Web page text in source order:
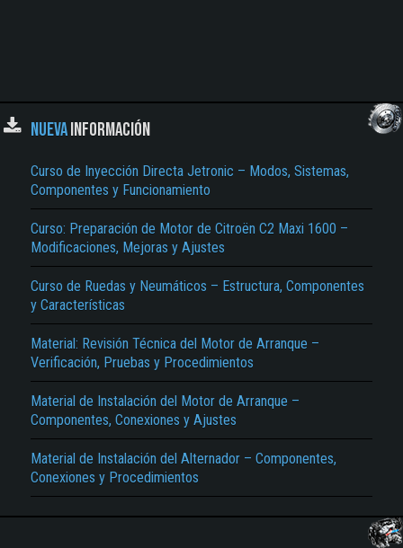
NUEVAINFORMACIÓN
Curso de Inyección Directa Jetronic – Modos, Sistemas,
Componentes y Funcionamiento
Curso: Preparación de Motor de Citroën C2 Maxi 1600 –
Modificaciones, Mejoras y Ajustes
Curso de Ruedas y Neumáticos – Estructura, Componentes
y Características
Material: Revisión Técnica del Motor de Arranque –
Verificación, Pruebas y Procedimientos
Material de Instalación del Motor de Arranque –
Componentes, Conexiones y Ajustes
Material de Instalación del Alternador – Componentes,
Conexiones y Procedimientos